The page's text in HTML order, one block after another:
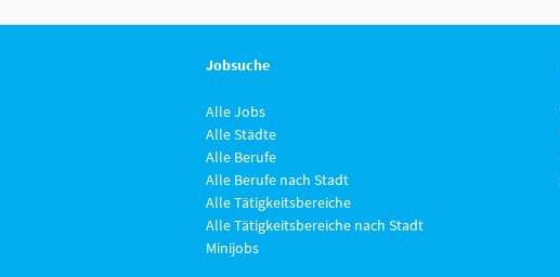
Jobsuche
Alle Jobs
Alle Städte
Alle Berufe
Alle Berufe nach Stadt
Alle Tätigkeitsbereiche
Alle Tätigkeitsbereiche nach Stadt
Minijobs